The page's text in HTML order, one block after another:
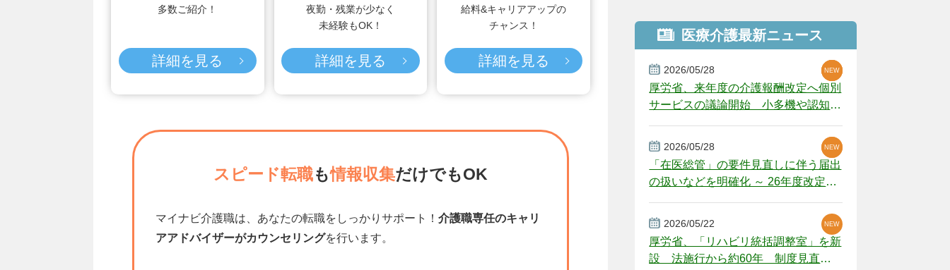
多数ご紹介！
詳細を見る
夜勤・残業が少なく
未経験もOK！
詳細を見る
給料&キャリアアップの
チャンス！
詳細を見る
スピード転職も情報収集だけでもOK
マイナビ介護職は、あなたの転職をしっかりサポート！ 介護職専任のキャリ
アアドバイザーがカウンセリングを行います。
医療介護最新ニュース
2026/05/28
厚労省、来年度の介護報酬改定へ個別
サービスの議論開始 小多機や認知症
NEW
NEW
NEW
2026/05/28
「在医総管」の要件見直しに伴う届出
の扱いなどを明確化 ～ 26年度改定疑
NEW
NEW
2026/05/22
厚労省、「リハビリ統括調整室」を新
設 法施行から約60年 制度見直し
NEW